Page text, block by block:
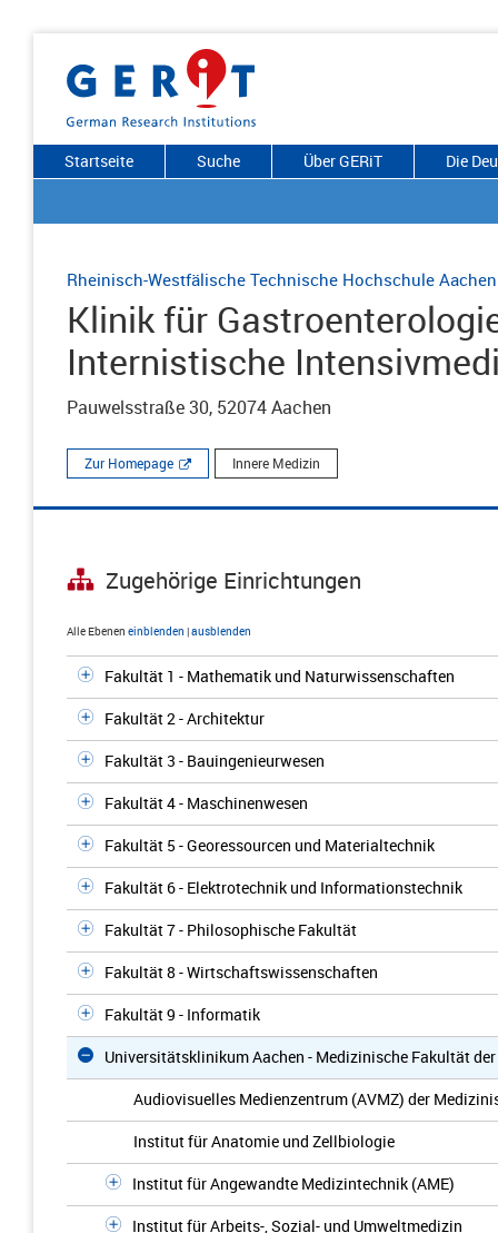
Startseite Suche Über GERiT Die
Rheinisch-Westfälische Technische Hochschule Aachen
Klinik für
Internistische
Pauwelsstraße 30, 52074 Aachen
Zur Homepage Innere Medizin
Zugehörige Einrichtungen
Alle Ebenen einblenden |ausblenden
Fakultät 1 - Mathematik und Naturwissenschaften
Fakultät 2 - Architektur
Fakultät 3 - Bauingenieurwesen
Fakultät 4 - Maschinenwesen
Fakultät 5 - Georessourcen und Materialtechnik
Fakultät 6 - Elektrotechnik und Informationstechnik
Fakultät 7 - Philosophische Fakultät
Fakultät 8 - Wirtschaftswissenschaften
Fakultät 9 - Informatik
Universitätsklinikum Aachen - Medizinische Fakultät der
Audiovisuelles Medienzentrum (AVMZ) der
Institut für Anatomie und Zellbiologie
Institut für Angewandte Medizintechnik (AME)
Institut für Arbeits-, Sozial- und Umweltmedizin